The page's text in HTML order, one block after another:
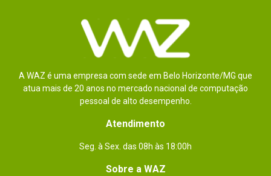
A WAZ é uma empresa com sede em Belo Horizonte/MG que
atua mais de 20 anos no mercado nacional de computação
pessoal de alto desempenho.
Atendimento
Seg. à Sex. das 08h às 18:00h
Sobre a WAZ